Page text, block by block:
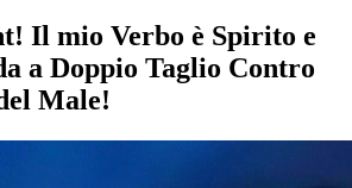
Il mio Verbo è Spirito e
a Doppio Taglio Contro
Male!